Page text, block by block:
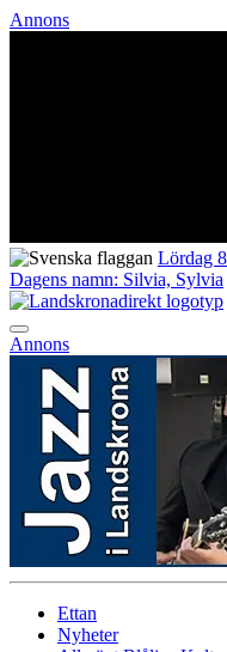
Annons
Lördag
Dagens namn: Silvia, Sylvia
Annons
Ettan
Nyheter